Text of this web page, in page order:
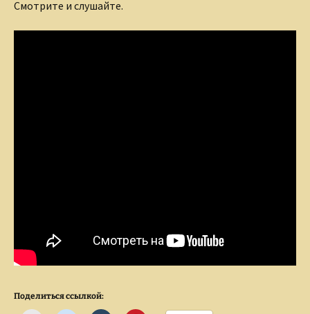
Смотрите и слушайте.
Поделиться ссылкой: